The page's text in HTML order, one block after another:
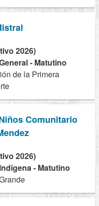
2026)
- Matutino
de la Primera
Comunitario
2026)
- Matutino